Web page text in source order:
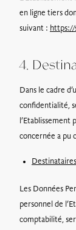
en ligne tiers
suivant :
4.
Dans le cadre
confidentialité,
l’Etablissement
concernée a pu
Les Données
personnel de
comptabilité,